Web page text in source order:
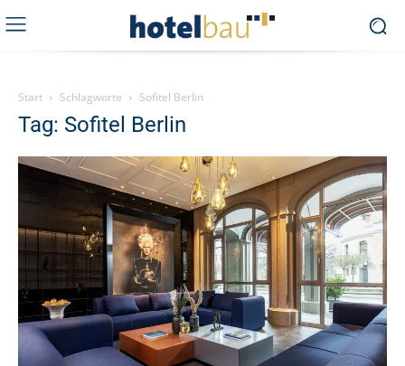
Start Schlagworte Sofitel Berlin
Tag: Sofitel Berlin